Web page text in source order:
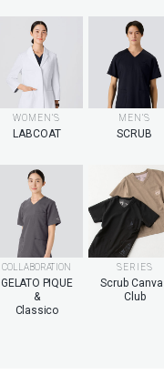
WOMEN’S
LABCOAT
MEN’S
SCRUB
COLLABORATION
GELATO PIQUE
&
Classico
SERIES
Scrub
Club